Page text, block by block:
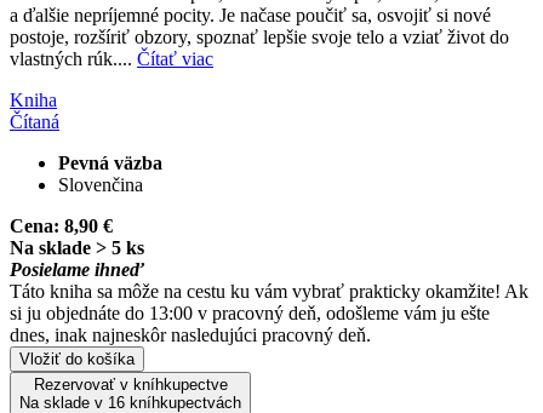
a ďalšie nepríjemné pocity. Je načase poučiť sa, osvojiť si nové
postoje, rozšíriť obzory, spoznať lepšie svoje telo a vziať život do
vlastných rúk.... Čítať viac
Kniha
Čítaná
Pevná väzba
Slovenčina
Cena: 8,90 €
Na sklade > 5 ks
Posielame ihneď
Táto kniha sa môže na cestu ku vám vybrať prakticky okamžite! Ak
si ju objednáte do 13:00 v pracovný deň, odošleme vám ju ešte
dnes, inak najneskôr nasledujúci pracovný deň.
Vložiť do košíka
Rezervovať v kníhkupectve
Na sklade v 16 kníhkupectvách